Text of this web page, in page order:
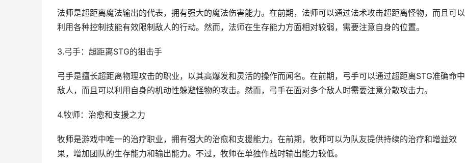
法师是超距离魔法输出的代表，拥有强大的魔法伤害能力。在前期，法师可以通过法术攻击超距离怪物，而且可以
利用各种控制技能有效限制敌人的行动。然而，法师在生存能力方面相对较弱，需要注意自身的位置。
3.弓手：超距离STG的狙击手
弓手是擅长超距离物理攻击的职业，以其高爆发和灵活的操作而闻名。在前期，弓手可以通过超距离STG准确命中
敌人，而且可以利用自身的机动性躲避怪物的攻击。然而，弓手在面对多个敌人时需要注意分散攻击力。
4.牧师：治愈和支援之力
牧师是游戏中唯一的治疗职业，拥有强大的治愈和支援能力。在前期，牧师可以为队友提供持续的治疗和增益效
果，增加团队的生存能力和输出能力。不过，牧师在单独作战时输出能力较低。